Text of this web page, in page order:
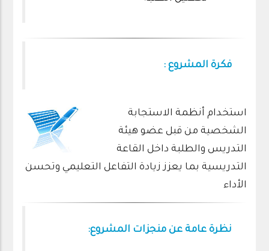
فكرة المشروع :
استخدام أنظمة الاستجابة
الشخصية من قبل عضو هيئة
التدريس والطلبة داخل القاعة
التدريسية بما يعزز زيادة التفاعل التعليمي وتحسن
الأداء
نظرة عامة عن منجزات المشروع: